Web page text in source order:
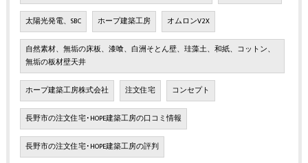
太陽光発電、SBC ホープ建築工房 オムロンV2X
自然素材、無垢の床板、漆喰、白洲そとん壁、珪藻土、和紙、コットン、
無垢の板材壁天井
ホープ建築工房株式会社 注文住宅 コンセプト
長野市の注文住宅･HOPE建築工房の口コミ情報
長野市の注文住宅･HOPE建築工房の評判